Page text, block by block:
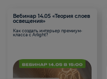
Вебинар 14.05 «Теория слоев
освещения»
Как создать интерьер премиум-
класса с Arlight?